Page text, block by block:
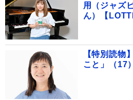
用（ジャズ
ん）【
【特別読物
こと」（17